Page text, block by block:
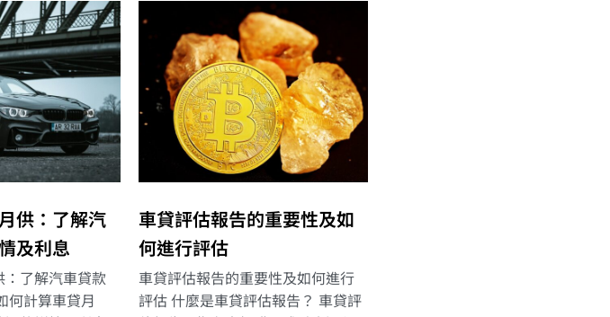
供：了解汽
及利息
了解汽車貸款
何計算車貸月
車貸評估報告的重要性及如
何進行評估
車貸評估報告的重要性及如何進行
評估 什麼是車貸評估報告？ 車貸評